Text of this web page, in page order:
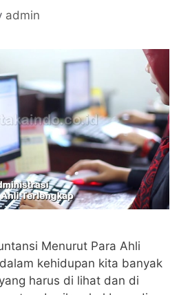
admin
Menurut Para Ahli
kehidupan kita banyak
harus di lihat dan di